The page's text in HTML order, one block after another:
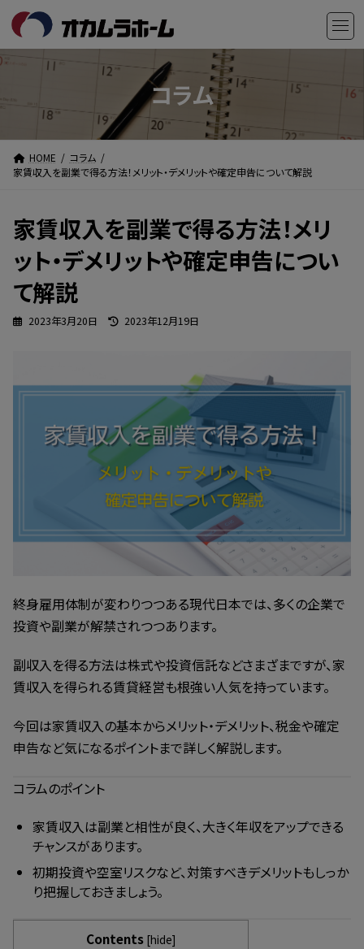
テ
ン
キ
ゲ
ー
に
コラム
HOME
コラム
家賃収入を副業で得る方法！メリット・デメリットや確定申告について解説
家賃収入を副業で得る方法！メリ
ット・デメリットや確定申告につい
て解説
2023年3月20日
最
時
2023年12月19日
終身雇用体制が変わりつつある現代日本では、多くの企業で
投資や副業が解禁されつつあります。
副収入を得る方法は株式や投資信託などさまざまですが、家
賃収入を得られる賃貸経営も根強い人気を持っています。
今回は家賃収入の基本からメリット・デメリット、税金や確定
申告など気になるポイントまで詳しく解説します。
コラムのポイント
家賃収入は副業と相性が良く、大きく年収をアップできる
チャンスがあります。
初期投資や空室リスクなど、対策すべきデメリットもしっか
り把握しておきましょう。
Contents [hide]